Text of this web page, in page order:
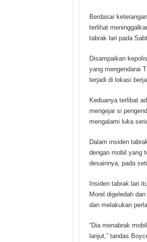
Berdasar
terlihat
tabrak lari pada
Disampaikan
yang mengendarai
terjadi di lokasi
Keduanya terlibat
mengejar si
mengalami luka
Dalam insiden
dengan mobil yang
desainnya, pada
Insiden tabrak lari
Morel digeledah
dan melakukan
“Dia menabrak
lanjut,” tandas